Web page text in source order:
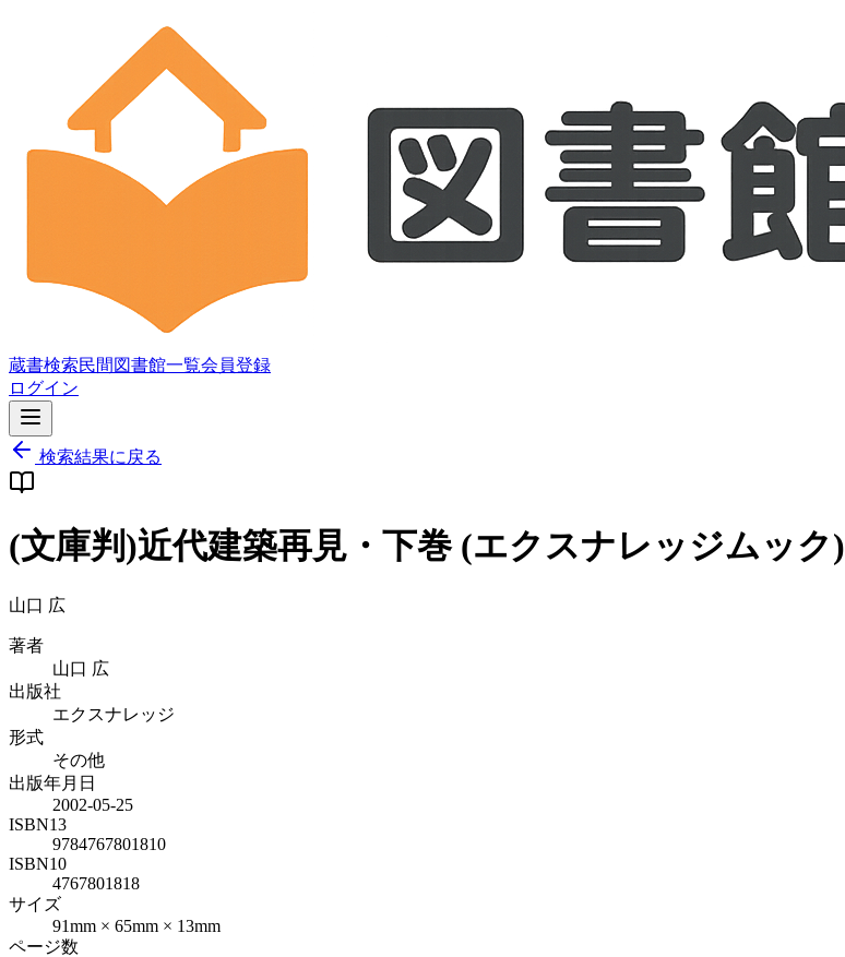
蔵書検索民間図書館一覧会員登録
ログイン
検索結果に戻る
(文庫判)近代建築再見・下巻 (エクスナレッジムック)
山口 広
著者
山口 広
出版社
エクスナレッジ
形式
その他
出版年月日
2002-05-25
ISBN13
9784767801810
ISBN10
4767801818
サイズ
91mm × 65mm × 13mm
ページ数